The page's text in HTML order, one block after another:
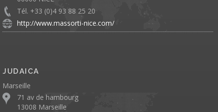
Tél. +33 (0)4 93 88 25 20
http://www.massorti-nice.com/
JUDAICA
Marseille
71 av de hambourg
13008 Marseille